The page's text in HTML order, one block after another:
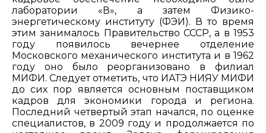
лаборатории «В», а затем Физико-
энергетическому институту (ФЭИ). В то время
этим занималось Правительство СССР, а в 1953
году появилось вечернее отделение
Московского механического института и в 1962
году оно было реорганизовано в филиал
МИФИ. Следует отметить, что ИАТЭ НИЯУ МИФИ
до сих пор является основным поставщиком
кадров для экономики города и региона.
Последний четвертый этап начался, по оценке
специалистов, в 2009 году и продолжается по